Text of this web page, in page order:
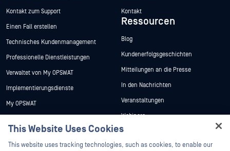
Kontakt zum Support
Einen Fall erstellen
Technisches Kundenmanagement
Professionelle Dienstleistungen
Verwaltet von My OPSWAT
Implementierungsdienste
My OPSWAT
Ausbildung
Programm zur Behebung von
Kontakt
Ressourcen
Blog
Kundenerfolgsgeschichten
Mitteilungen an die Presse
In den Nachrichten
Veranstaltungen
Webinare
Datenblätter
Weiße Papiere
This Website Uses Cookies
This website uses tracking technologies, such as cookies, to enable our
Hey there!